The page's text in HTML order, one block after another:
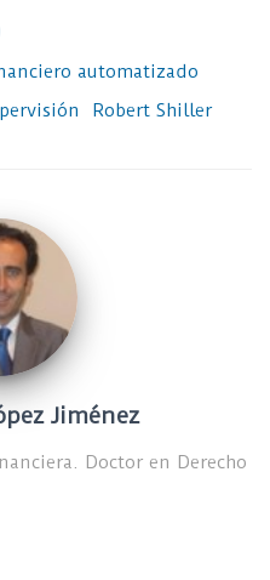
automatizado
Robert Shiller
Jiménez
Doctor en Derecho